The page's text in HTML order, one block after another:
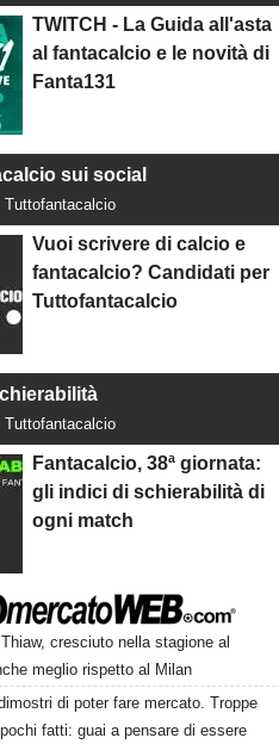
TWITCH - La Guida all'asta
al fantacalcio e le novità di
Fanta131
sui social
Tuttofantacalcio
Vuoi scrivere di calcio e
fantacalcio? Candidati per
Tuttofantacalcio
Tuttofantacalcio
Fantacalcio, 38ª giornata:
gli indici di schierabilità di
ogni match
cresciuto nella stagione al
meglio rispetto al Milan
di poter fare mercato. Troppe
fatti: guai a pensare di essere